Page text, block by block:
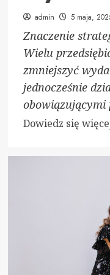
admin 5 maja,
Znaczenie
Wielu
zmniejszyć
jednocześnie
obowiązującymi
Dowiedz się